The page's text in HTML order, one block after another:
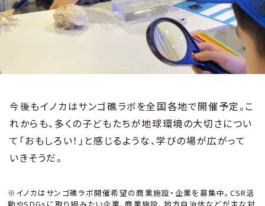
今後もイノカはサンゴ礁ラボを全国各地で開催予定。こ
れからも、多くの子どもたちが地球環境の大切さについ
て「おもしろい！」と感じるような、学びの場が広がって
いきそうだ。
※イノカはサンゴ礁ラボ開催希望の商業施設・企業を募集中。CSR活
動やSDGsに取り組みたい企業、商業施設、地方自治体などが主な対